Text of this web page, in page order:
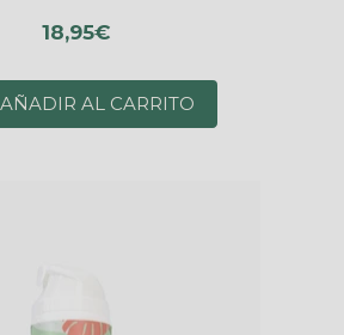
18,95€
AÑADIR AL CARRITO